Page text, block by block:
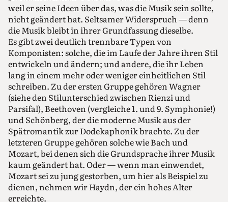
weil er seine Ideen über das, was die Musik sein sollte,
nicht geändert hat. Seltsamer Widerspruch — denn
die Musik bleibt in ihrer Grundfassung dieselbe.
Es gibt zwei deutlich trennbare Typen von
Komponisten: solche, die im Laufe der Jahre ihren Stil
entwickeln und ändern; und andere, die ihr Leben
lang in einem mehr oder weniger einheitlichen Stil
schreiben. Zu der ersten Gruppe gehören Wagner
(siehe den Stilunterschied zwischen Rienzi und
Parsifal), Beethoven (vergleiche 1. und 9. Symphonie!)
und Schönberg, der die moderne Musik aus der
Spätromantik zur Dodekaphonik brachte. Zu der
letzteren Gruppe gehören solche wie Bach und
Mozart, bei denen sich die Grundsprache ihrer Musik
kaum geändert hat. Oder — wenn man einwendet,
Mozart sei zu jung gestorben, um hier als Beispiel zu
dienen, nehmen wir Haydn, der ein hohes Alter
erreichte.